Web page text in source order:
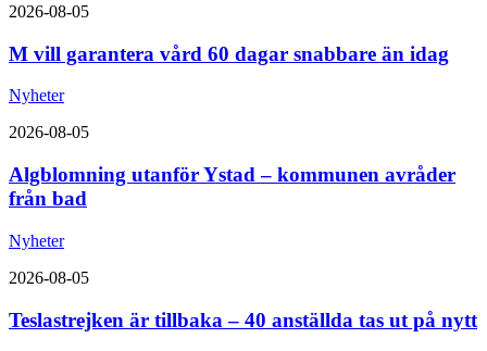
2026-08-05
M vill garantera vård 60 dagar snabbare än idag
Nyheter
2026-08-05
Algblomning utanför Ystad – kommunen avråder
från bad
Nyheter
2026-08-05
Teslastrejken är tillbaka – 40 anställda tas ut på nytt